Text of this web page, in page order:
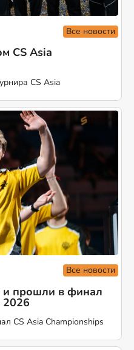
Все новости
CS Asia
CS Asia
Все новости
и прошли в финал
2026
CS Asia Championships